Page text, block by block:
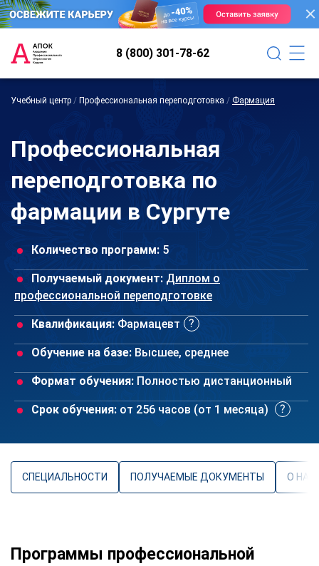
8 (800) 301-78-62
Учебный центр / Профессиональная переподготовка / Фармация
Профессиональная
переподготовка по
фармации в Сургуте
Количество программ: 5
Получаемый документ: Диплом о
профессиональной переподготовке
Квалификация: Фармацевт
Обучение на базе: Высшее, среднее
Формат обучения: Полностью дистанционный
Срок обучения: от 256 часов (от 1 месяца)
СПЕЦИАЛЬНОСТИ ПОЛУЧАЕМЫЕ ДОКУМЕНТЫ О
Программы профессиональной